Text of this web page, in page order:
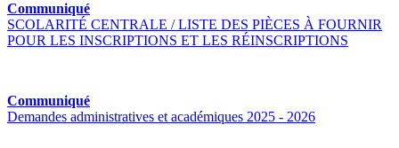
Communiqué
SCOLARITÉ CENTRALE / LISTE DES PIÈCES À FOURNIR
POUR LES INSCRIPTIONS ET LES RÉINSCRIPTIONS
Communiqué
Demandes administratives et académiques 2025 - 2026